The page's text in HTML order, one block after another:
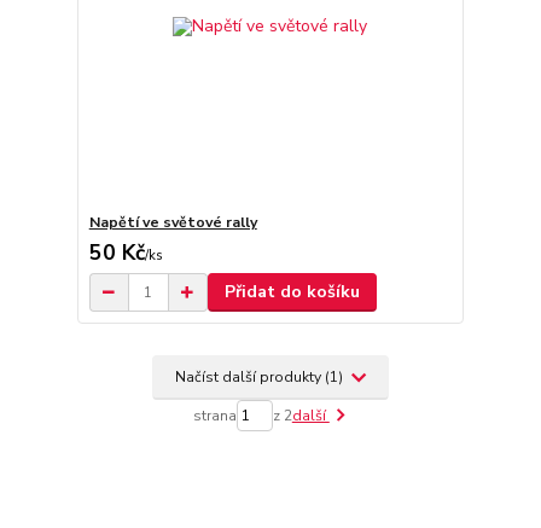
Napětí ve světové rally
50 Kč/ks
Přidat do košíku
Načíst další produkty (1)
strana z 2další